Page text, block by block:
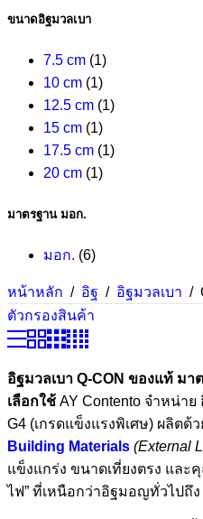
ขนาดอิฐมวลเบา
7.5 cm (1)
10 cm (1)
12.5 cm (1)
15 cm (1)
17.5 cm (1)
20 cm (1)
มาตรฐาน มอก.
มอก. (6)
หน้าหลัก / อิฐ / อิฐมวลเบา /
ตัวกรองสินค้า
อิฐมวลเบา Q-CON ของแท้ ม
เลือกใช้ AY Contento จำหน่าย
G4 (เกรดแข็งแรงพิเศษ) ผลิตด้
Building Materials (External
แข็งแกร่ง ขนาดเที่ยงตรง และ
ไฟ” ที่เหนือกว่าอิฐมอญทั่วไปถึง